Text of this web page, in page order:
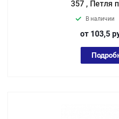
357 , Петля
В наличии
от 103,5